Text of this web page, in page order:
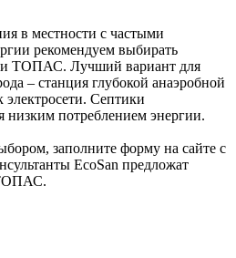
в местности с частыми
рекомендуем выбирать
ТОПАС. Лучший вариант для
– станция глубокой анаэробной
Септики
низким потреблением энергии.
заполните форму на сайте с
EcoSan предложат